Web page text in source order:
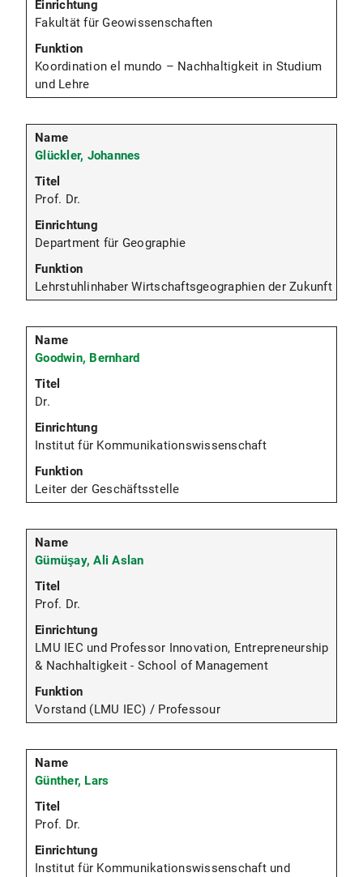
Fakultät für Geowissenschaften
Koordination el mundo – Nachhaltigkeit in Studium
und Lehre
Glückler, Johannes
Prof. Dr.
Department für Geographie
Lehrstuhlinhaber Wirtschaftsgeographien der Zukunft
Goodwin, Bernhard
Dr.
Institut für Kommunikationswissenschaft
Leiter der Geschäftsstelle
Gümüşay, Ali Aslan
Prof. Dr.
LMU IEC und Professor Innovation, Entrepreneurship
& Nachhaltigkeit - School of Management
Vorstand (LMU IEC) / Professour
Günther, Lars
Prof. Dr.
Institut für Kommunikationswissenschaft und